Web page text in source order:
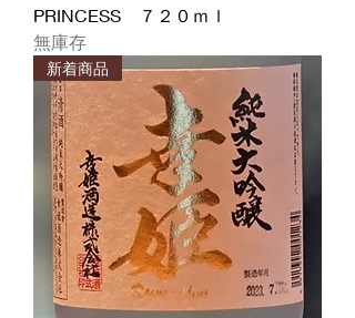
PRINCESS ７２０ｍｌ
無庫存
新着商品